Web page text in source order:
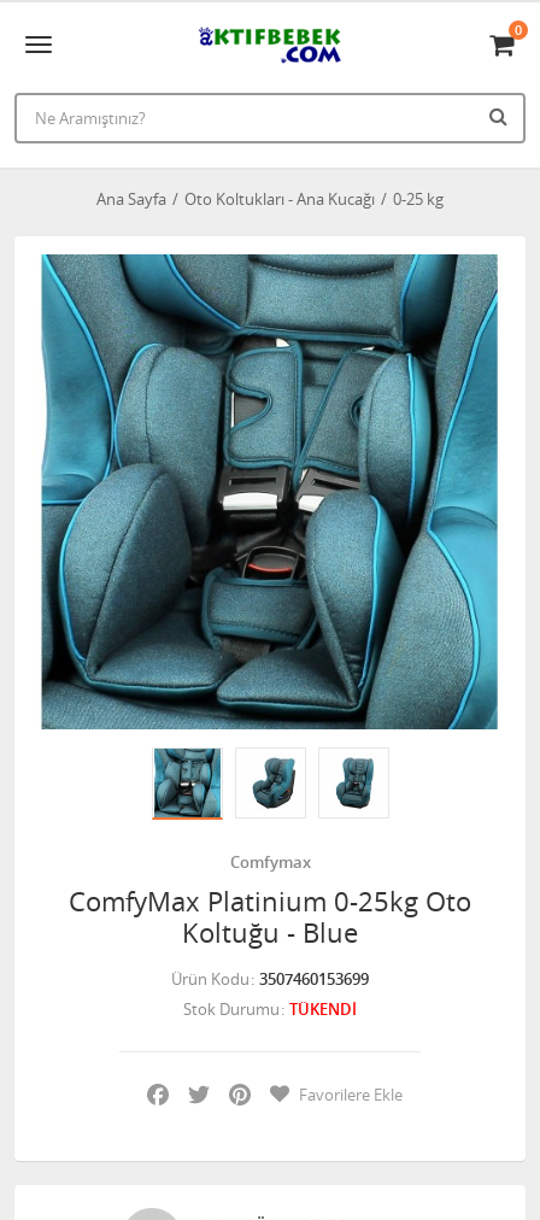
0
Ana Sayfa Oto Koltukları - Ana Kucağı 0-25 kg
Comfymax
ComfyMax Platinium 0-25kg Oto
Koltuğu - Blue
Ürün Kodu 3507460153699
Stok Durumu TÜKENDİ
Facebook
Twitter PinterestFavorilere Ekle